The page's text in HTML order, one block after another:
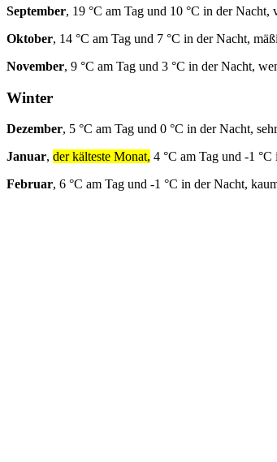
September, 19 °C am Tag und 10 °C in der Nacht,
Oktober, 14 °C am Tag und 7 °C in der Nacht,
November, 9 °C am Tag und 3 °C in der Nacht,
Winter
Dezember, 5 °C am Tag und 0 °C in der Nacht,
Januar, der kälteste Monat, 4 °C am Tag und -1
Februar, 6 °C am Tag und -1 °C in der Nacht,